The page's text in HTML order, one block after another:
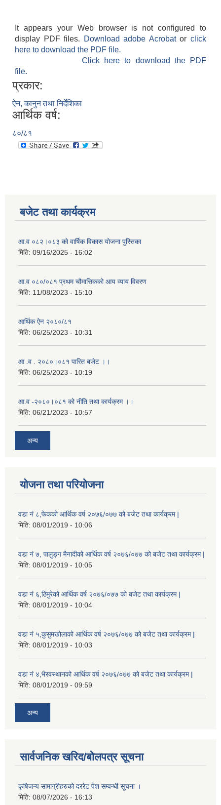
It appears your Web browser is not configured to
display PDF files.
Download adobe Acrobatorclick
here to download the PDF file.
Click here to download the PDF
file.
प्रकार:
ऐन, कानुन तथा निर्देशिका
आर्थिक वर्ष:
८०/८१
बजेट तथा कार्यक्रम
आ.व ०८२।०८३ को वार्षिक विकास योजना पुस्तिका
मिति: 09/16/2025 - 16:02
आ.व ०८०/०८१ प्रथम चौमासिकको आय व्याय विवरण
मिति: 11/08/2023 - 15:10
आर्थिक ऐन २०८०/८१
मिति: 06/25/2023 - 10:31
आ .व . २०८०।०८१ पारित बजेट ।।
मिति: 06/25/2023 - 10:19
आ.व -२०८०।०८१ को नीति तथा कार्यक्रम ।।
मिति: 06/21/2023 - 10:57
अन्य
योजना तथा परियोजना
वडा नं ८,फेकको आर्थिक वर्ष २०७६/०७७ को बजेट तथा कार्यक्रम |
मिति: 08/01/2019 - 10:06
वडा नं ७, पालुङ्ग मैनादीको आर्थिक वर्ष २०७६/०७७ को बजेट तथा कार्यक्रम |
मिति: 08/01/2019 - 10:05
वडा नं ६,ठिमुरेको आर्थिक वर्ष २०७६/०७७ को बजेट तथा कार्यक्रम |
मिति: 08/01/2019 - 10:04
वडा नं ५,कुसुमखोलाको आर्थिक वर्ष २०७६/०७७ को बजेट तथा कार्यक्रम |
मिति: 08/01/2019 - 10:03
वडा नं ४,भैरवस्थानको आर्थिक वर्ष २०७६/०७७ को बजेट तथा कार्यक्रम |
मिति: 08/01/2019 - 09:59
अन्य
सार्वजनिक खरिद/बोलपत्र सूचना
कृषिजन्य सामाग्रीहरुको दररेट पेश सम्वन्धी सूचना ।
मिति: 08/07/2026 - 16:13